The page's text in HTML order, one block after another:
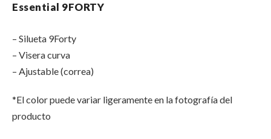
Essential 9FORTY
– Silueta 9Forty
– Visera curva
– Ajustable (correa)
*El color puede variar ligeramente en la fotografía del
producto